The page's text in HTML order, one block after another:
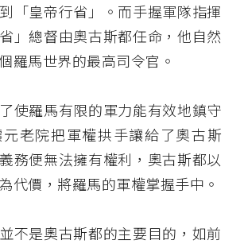
「皇帝行省」。而手握軍隊指揮
」總督由奧古斯都任命，他自然
羅馬世界的最高司令官。
使羅馬有限的軍力能有效地鎮守
老院把軍權拱手讓給了奧古斯
務便無法擁有權利，奧古斯都以
代價，將羅馬的軍權掌握手中。
不是奧古斯都的主要目的，如前